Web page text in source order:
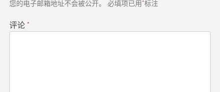
您的电子邮箱地址不会被公开。 必填项已用*标注
评论 *